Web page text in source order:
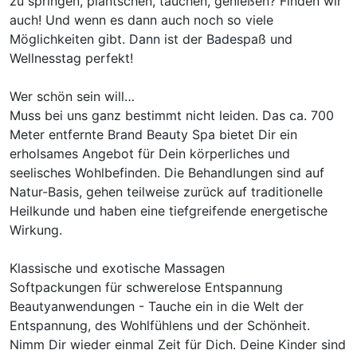
auch! Und wenn es dann auch noch so viele
Möglichkeiten gibt. Dann ist der Badespaß und
Wellnesstag perfekt!
Wer schön sein will…
Muss bei uns ganz bestimmt nicht leiden. Das ca. 700
Meter entfernte Brand Beauty Spa bietet Dir ein
erholsames Angebot für Dein körperliches und
seelisches Wohlbefinden. Die Behandlungen sind auf
Natur-Basis, gehen teilweise zurück auf traditionelle
Heilkunde und haben eine tiefgreifende energetische
Wirkung.
Klassische und exotische Massagen
Softpackungen für schwerelose Entspannung
Beautyanwendungen - Tauche ein in die Welt der
Entspannung, des Wohlfühlens und der Schönheit.
Nimm Dir wieder einmal Zeit für Dich. Deine Kinder sind